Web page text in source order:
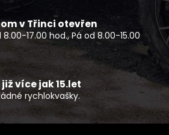
v
k
y
p
i
s
u
v Třinci otevřen
17.00 hod., Pá od 8.00-15.00
více jak 15.let
rychlokvašky.